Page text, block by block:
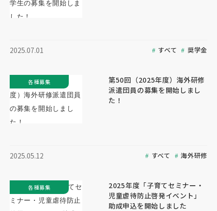
2025.07.01 すべて 奨学金
第50回（2025年度）海外研修
派遣団員の募集を開始しまし
た！
2025.05.12 すべて 海外研修
各種募集
2025年度「子育てセミナー・
児童虐待防止啓発イベント」
助成申込を開始しました
各種募集